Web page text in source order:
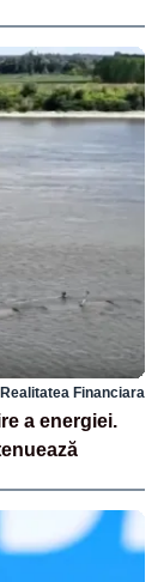
Realitatea Financiara
a energiei.